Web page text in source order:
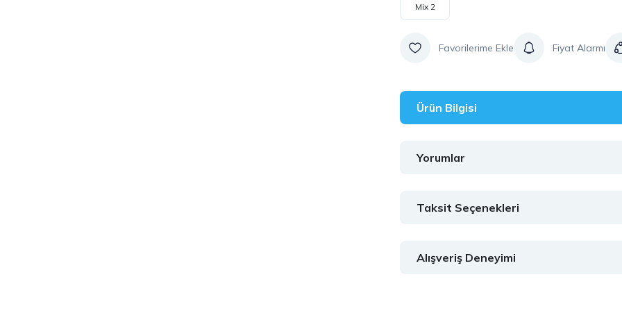
Mix 2
Fiyat Alarmı
Ürün Bilgisi
Yorumlar
Taksit Seçenekleri
Alışveriş Deneyimi